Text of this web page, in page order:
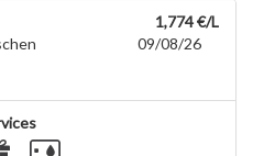
1,774 €/L
09/08/26